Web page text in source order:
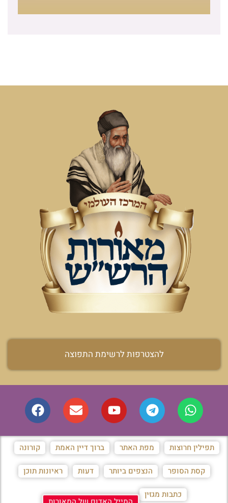
להצטרפות לרשימת התפוצה
תפילין חרוצות מפת האתר ברוך דיין האמת קורונה
קסת הסופר הנצפים ביותר דעות ראיונות תוכן
כתבות מגזין